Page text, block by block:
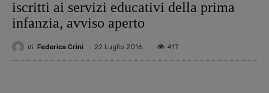
iscritti ai servizi educativi della prima
infanzia, avviso aperto
di Federica Crini 22 Luglio 2016 417